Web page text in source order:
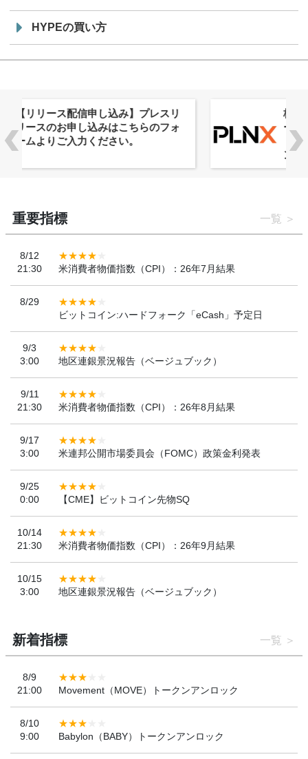
HYPEの買い方
株式会社PlnX、アジア最大級のグロ
ーバルWeb3カンファレンス
「WebX2026」とのコラボレーショ
重要指標 一覧
8/12
21:30
米消費者物価指数（CPI）：26年7月結果
8/29
ビットコイン:ハードフォーク「eCash」予定日
9/3
3:00
地区連銀景況報告（ベージュブック）
9/11
21:30
米消費者物価指数（CPI）：26年8月結果
9/17
3:00
米連邦公開市場委員会（FOMC）政策金利発表
9/25
0:00
【CME】ビットコイン先物SQ
10/14
21:30
米消費者物価指数（CPI）：26年9月結果
10/15
3:00
地区連銀景況報告（ベージュブック）
新着指標 一覧
8/9
21:00
Movement（MOVE）トークンアンロック
8/10
9:00
Babylon（BABY）トークンアンロック